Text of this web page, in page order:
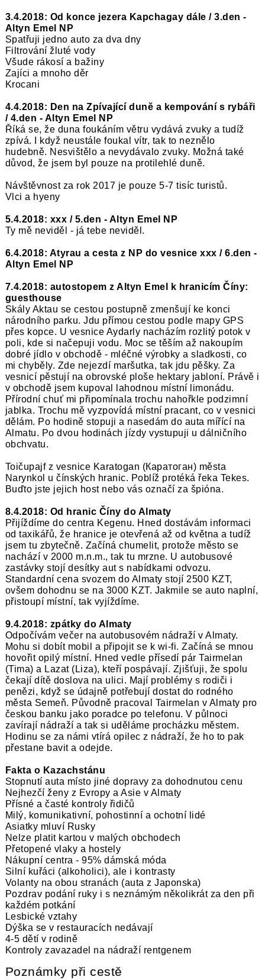
3.4.2018: Od konce jezera Kapchagay dále / 3.den -
Altyn Emel NP
Spatřuji jedno auto za dva dny
Filtrování žluté vody
Všude rákosí a bažiny
Zajíci a mnoho děr
Krocani
4.4.2018: Den na Zpívající duně a kempování s rybáři
/ 4.den - Altyn Emel NP
Říká se, že duna foukáním větru vydává zvuky a tudíž
zpívá. I když neustále foukal vítr, tak to neznělo
hudebně. Nesvištělo a nevydávalo zvuky. Možná také
důvod, že jsem byl pouze na protilehlé duně.
Návštěvnost za rok 2017 je pouze 5-7 tisíc turistů.
Vlci a hyeny
5.4.2018: xxx / 5.den - Altyn Emel NP
Ty mě neviděl - já tebe neviděl.
6.4.2018: Atyrau a cesta z NP do vesnice xxx / 6.den -
Altyn Emel NP
7.4.2018: autostopem z Altyn Emel k hranicím Číny:
guesthouse
Skály Aktau se cestou postupně zmenšují ke konci
národního parku. Jdu přímou cestou podle mapy GPS
přes kopce. U vesnice Aydarly nacházím rozlitý potok v
poli, kde si načepuji vodu. Moc se těším až nakoupím
dobré jídlo v obchodě - mléčné výrobky a sladkosti, co
mi chyběly. Zde nejezdí maršutka, tak jdu pěšky. Za
vesnicí pěstují na obrovské ploše hektary jabloní. Právě i
v obchodě jsem kupoval lahodnou místní limonádu.
Přírodní chuť mi připomínala trochu nahořkle podzimní
jablka. Trochu mě vyzpovídá místní pracant, co v vesnici
dělám. Po hodině stopuji a nasedám do auta mířící na
Almatu. Po dvou hodinách jízdy vystupuji u dálničního
obchvatu.
Toičupajf z vesnice Karatogan (Каратоган) města
Narynkol u čínských hranic. Poblíž protéká řeka Tekes.
Buďto jste jejich host nebo vás označí za špióna.
8.4.2018: Od hranic Číny do Almaty
Přijíždíme do centra Kegenu. Hned dostávám informaci
od taxikářů, že hranice je otevřená až od května a tudíž
jsem tu zbytečně. Začíná chumelit, protože město se
nachází v 2000 m.n.m., tak tu mrzne. U autobusové
zastávky stojí desítky aut s nabídkami odvozu.
Standardní cena svozem do Almaty stojí 2500 KZT,
ovšem dohodnu se na 3000 KZT. Jakmile se auto naplní,
přistoupí místní, tak vyjíždíme.
9.4.2018: zpátky do Almaty
Odpočívám večer na autobusovém nádraží v Almaty.
Mohu si dobít mobil a připojit se k wi-fi. Začíná se mnou
hovořit opilý místní. Hned vedle přísedí pár Tairmelan
(Tima) a Lazat (Liza), kteří pospávají. Zjišťuji, že spolu
čekají dítě doslova na ulici. Mají problémy s rodiči i
penězi, když se údajně potřebují dostat do rodného
města Semeň. Původně pracoval Tairmelan v Almaty pro
českou banku jako poradce po telefonu. V půlnoci
zavírají nádraží a tak si uděláme procházku městem.
Hodinu se za námi vtírá opilec z nádraží, že ho to pak
přestane bavit a odejde.
Fakta o Kazachstánu
Stopnutí auta místo jiné dopravy za dohodnutou cenu
Nejhezčí ženy z Evropy a Asie v Almaty
Přísné a časté kontroly řidičů
Milý, komunikativní, pohostinní a ochotní lidé
Asiatky mluví Rusky
Nelze platit kartou v malých obchodech
Přetopené vlaky a hostely
Nákupní centra - 95% dámská móda
Silní kuřáci (alkoholici), ale i kontrasty
Volanty na obou stranách (auta z Japonska)
Pozdrav podání ruky i s neznámým několikrát za den při
každém potkání
Lesbické vztahy
Dýška se v restauracích nedávají
4-5 dětí v rodině
Kontroly zavazadel na nádraží rentgenem
Poznámky při cestě